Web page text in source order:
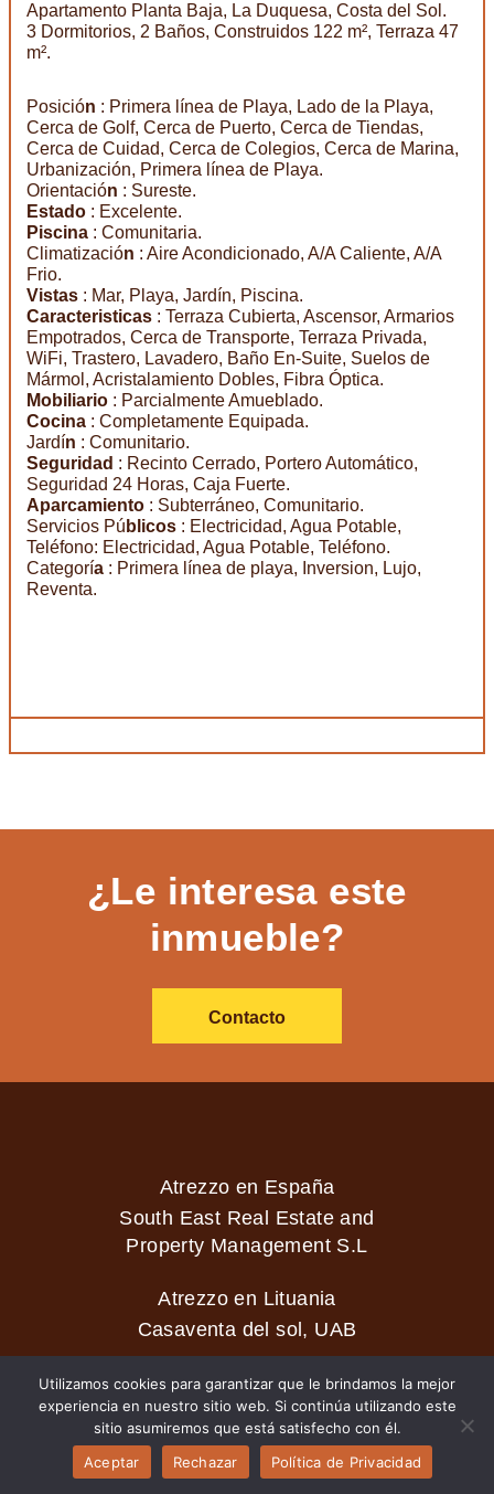
Apartamento Planta Baja, La Duquesa, Costa del Sol.
3 Dormitorios, 2 Baños, Construidos 122 m², Terraza 47
m².
Posición : Primera línea de Playa, Lado de la Playa,
Cerca de Golf, Cerca de Puerto, Cerca de Tiendas,
Cerca de Cuidad, Cerca de Colegios, Cerca de Marina,
Urbanización, Primera línea de Playa.
Orientación : Sureste.
Estado : Excelente.
Piscina : Comunitaria.
Climatización : Aire Acondicionado, A/A Caliente, A/A
Frio.
Vistas : Mar, Playa, Jardín, Piscina.
Caracteristicas : Terraza Cubierta, Ascensor, Armarios
Empotrados, Cerca de Transporte, Terraza Privada,
WiFi, Trastero, Lavadero, Baño En-Suite, Suelos de
Mármol, Acristalamiento Dobles, Fibra Óptica.
Mobiliario : Parcialmente Amueblado.
Cocina : Completamente Equipada.
Jardín : Comunitario.
Seguridad : Recinto Cerrado, Portero Automático,
Seguridad 24 Horas, Caja Fuerte.
Aparcamiento : Subterráneo, Comunitario.
Servicios Pú blicos : Electricidad, Agua Potable,
Teléfono: Electricidad, Agua Potable, Teléfono.
Categoría : Primera línea de playa, Inversion, Lujo,
Reventa.
¿Le interesa este
inmueble?
Contacto
Atrezzo en España
South East Real Estate and
Property Management S.L
Atrezzo en Lituania
Casaventa del sol, UAB
2026 © Casaventa del sol
Utilizamos cookies para garantizar que le brindamos la mejor
experiencia en nuestro sitio web. Si continúa utilizando este
sitio asumiremos que está satisfecho con él.
Aceptar
Rechazar Política de Privacidad